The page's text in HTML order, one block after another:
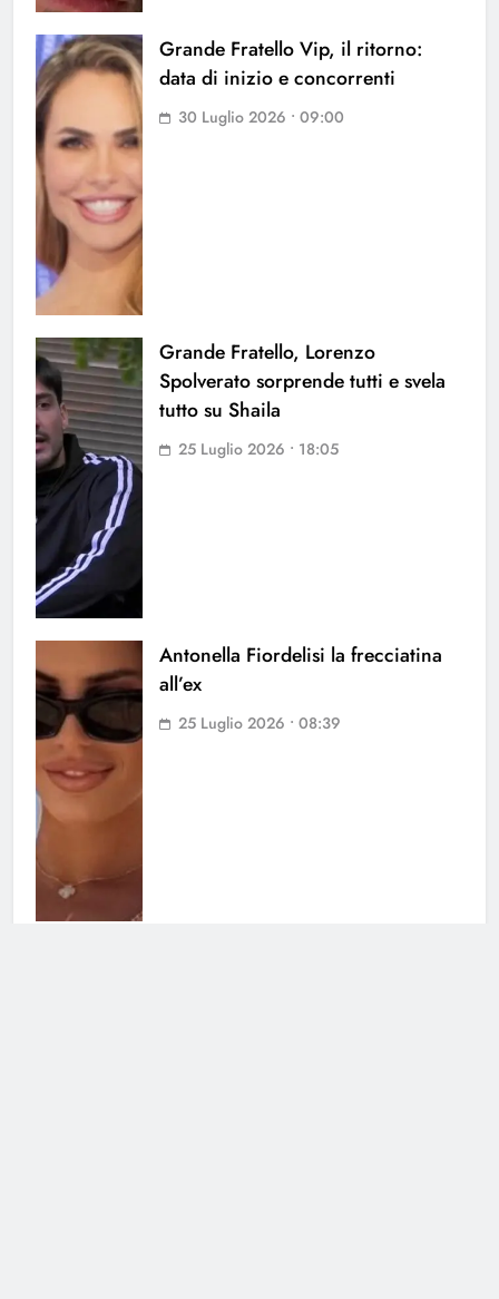
Grande Fratello Vip, il ritorno:
data di inizio e concorrenti
30 Luglio 2026 • 09:00
Grande Fratello, Lorenzo
Spolverato sorprende tutti e svela
tutto su Shaila
25 Luglio 2026 • 18:05
Antonella Fiordelisi la frecciatina
all’ex
25 Luglio 2026 • 08:39